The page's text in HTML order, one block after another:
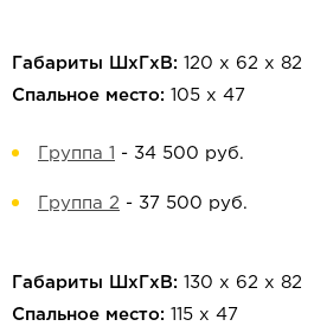
Габариты ШхГхВ: 120 х 62 х 82
Спальное место: 105 х 47
Группа 1 - 34 500 руб.
Группа 2 - 37 500 руб.
Габариты ШхГхВ: 130 х 62 х 82
Спальное место: 115 х 47